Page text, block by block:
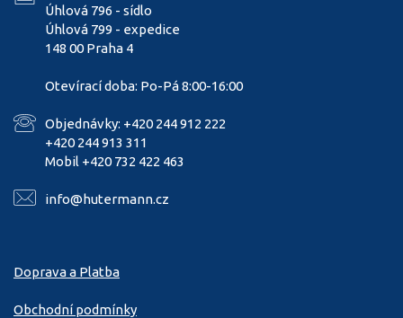
Úhlová 796 - sídlo
Úhlová 799 - expedice
148 00 Praha 4
Otevírací doba: Po-Pá 8:00-16:00
Objednávky: +420 244 912 222
+420 244 913 311
Mobil +420 732 422 463
info@hutermann.cz
Doprava a Platba
Obchodní podmínky